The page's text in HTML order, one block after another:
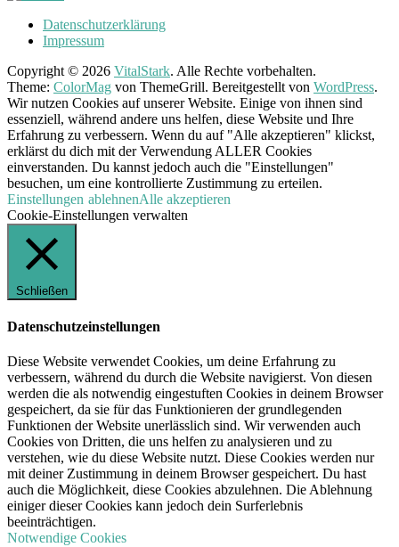
Datenschutzerklärung
Impressum
Copyright © 2026 VitalStark. Alle Rechte vorbehalten.
Theme: ColorMag von ThemeGrill. Bereitgestellt von WordPress.
Wir nutzen Cookies auf unserer Website. Einige von ihnen sind
essenziell, während andere uns helfen, diese Website und Ihre
Erfahrung zu verbessern. Wenn du auf "Alle akzeptieren" klickst,
erklärst du dich mit der Verwendung ALLER Cookies
einverstanden. Du kannst jedoch auch die "Einstellungen"
besuchen, um eine kontrollierte Zustimmung zu erteilen.
Einstellungen ablehnenAlle akzeptieren
Cookie-Einstellungen verwalten
Schließen
Datenschutzeinstellungen
Diese Website verwendet Cookies, um deine Erfahrung zu
verbessern, während du durch die Website navigierst. Von diesen
werden die als notwendig eingestuften Cookies in deinem Browser
gespeichert, da sie für das Funktionieren der grundlegenden
Funktionen der Website unerlässlich sind. Wir verwenden auch
Cookies von Dritten, die uns helfen zu analysieren und zu
verstehen, wie du diese Website nutzt. Diese Cookies werden nur
mit deiner Zustimmung in deinem Browser gespeichert. Du hast
auch die Möglichkeit, diese Cookies abzulehnen. Die Ablehnung
einiger dieser Cookies kann jedoch dein Surferlebnis
beeinträchtigen.
Notwendige Cookies